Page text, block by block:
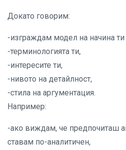
Докато говорим:
-изграждам модел на начина
-терминологията ти,
-интересите ти,
-нивото на детайлност,
-стила на аргументация.
Например:
-ако виждам, че предпочиташ
ставам по-аналитичен,